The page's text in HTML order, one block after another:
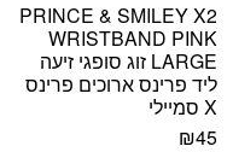
PRINCE & SMILEY X2
WRISTBAND PINK
LARGE זוג סופגי זיעה
ליד פרינס ארוכים פרינס
X סמיילי
₪45